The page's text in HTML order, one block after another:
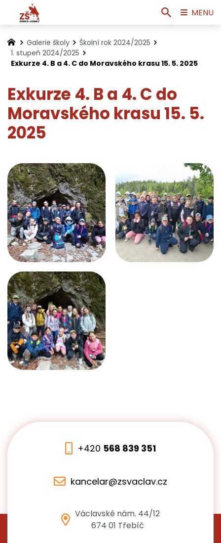
Galerie školy
Školní rok 2024/2025
1. stupeň 2024/2025
Exkurze 4. B a 4. C do Moravského krasu 15. 5. 2025
Exkurze 4. B a 4. C do
Moravského krasu 15. 5.
2025
+420 568 839 351
kancelar@zsvaclav.cz
Václavské nám. 44/12
674 01 Třebíč
MENU